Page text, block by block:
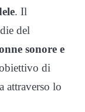
. Il
del
sonore e
di
attraverso lo